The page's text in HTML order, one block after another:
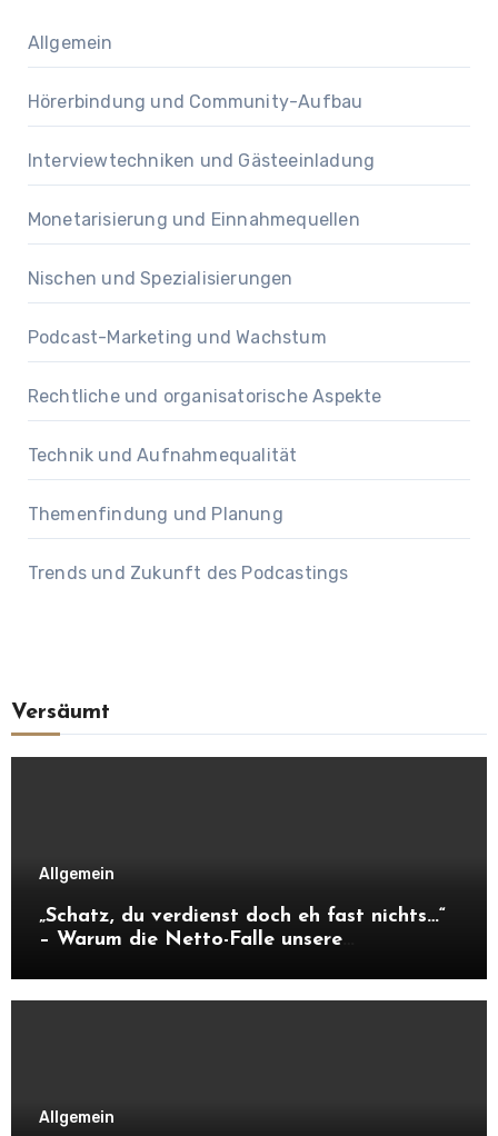
Allgemein
Hörerbindung und Community-Aufbau
Interviewtechniken und Gästeeinladung
Monetarisierung und Einnahmequellen
Nischen und Spezialisierungen
Podcast-Marketing und Wachstum
Rechtliche und organisatorische Aspekte
Technik und Aufnahmequalität
Themenfindung und Planung
Trends und Zukunft des Podcastings
Versäumt
Allgemein
„Schatz, du verdienst doch eh fast nichts…“
– Warum die Netto-Falle unsere
Allgemein